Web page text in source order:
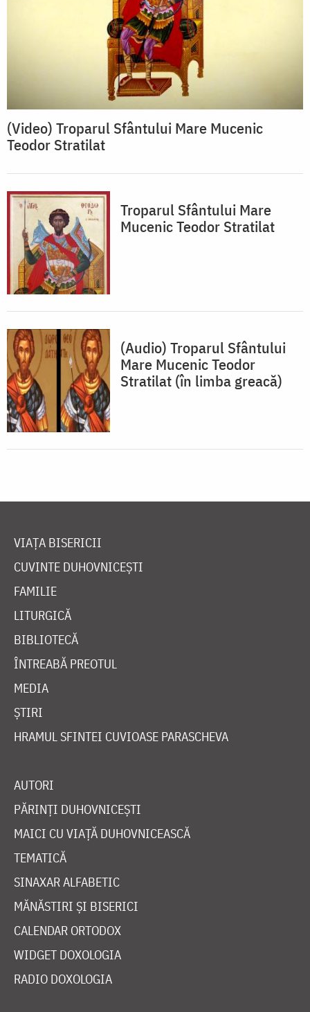
(Video) Troparul Sfântului Mare Mucenic
Teodor Stratilat
Troparul Sfântului Mare
Mucenic Teodor Stratilat
(Audio) Troparul Sfântului
Mare Mucenic Teodor
Stratilat (în limba greacă)
VIAȚA BISERICII
CUVINTE DUHOVNICEȘTI
FAMILIE
LITURGICĂ
BIBLIOTECĂ
ÎNTREABĂ PREOTUL
MEDIA
ȘTIRI
HRAMUL SFINTEI CUVIOASE PARASCHEVA
AUTORI
PĂRINȚI DUHOVNICEȘTI
MAICI CU VIAȚĂ DUHOVNICEASCĂ
TEMATICĂ
SINAXAR ALFABETIC
MĂNĂSTIRI ȘI BISERICI
CALENDAR ORTODOX
WIDGET DOXOLOGIA
RADIO DOXOLOGIA